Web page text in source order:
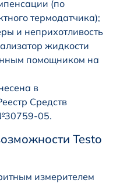
(по
термодатчика);
и неприхотливость
жидкости
помощником на
в
Средств
05.
Testo
измерителем